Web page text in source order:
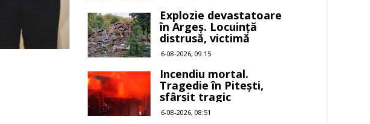
Explozie devastatoare
în Argeș. Locuință
distrusă, victimă
6-08-2026, 09:15
Incendiu mortal.
Tragedie în Pitești,
sfârșit tragic
6-08-2026, 08:51